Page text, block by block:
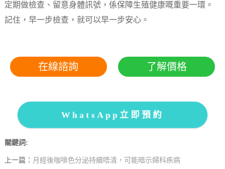
定期做檢查、留意身體訊號，係保障生殖健康嘅重要一環。
記住，早一步檢查，就可以早一步安心。
在線諮詢 了解價格
WhatsApp立即預約
關鍵詞:
上一篇： 月經後咖啡色分泌持續唔清，可能暗示婦科疾病